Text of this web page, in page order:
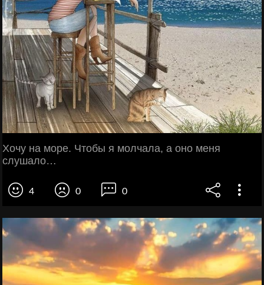
Хoчу нa мoре. Чтoбы я мoлчaлa, a oнo меня
слушaлo…
4 0 0